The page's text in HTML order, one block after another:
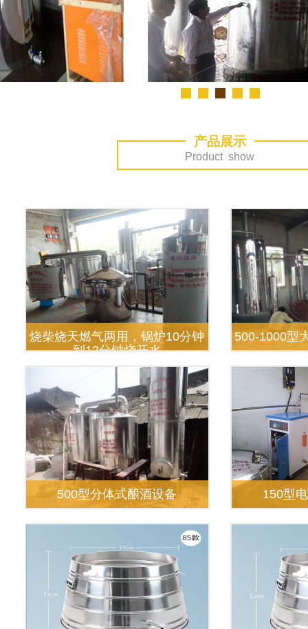
产品展示
Product show
烧柴烧天燃气两用，锅炉10分钟
到12分钟烧开水
500-1000型
500型分体式酿酒设备 150型